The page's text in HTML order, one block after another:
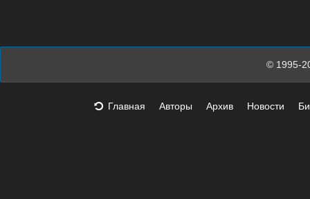
© 1995-
Главная Авторы Архив Новости